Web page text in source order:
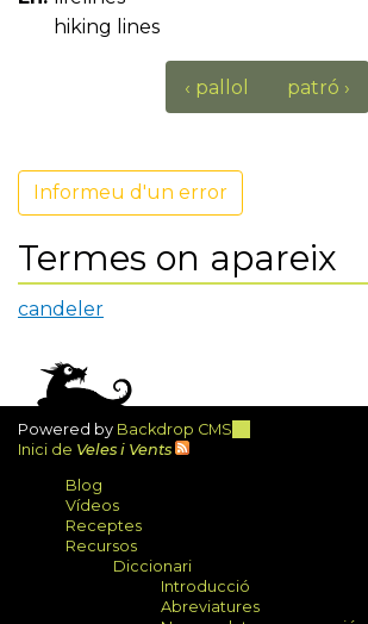
hiking lines
‹ pallol patró ›
Informeu d'un error
Termes on apareix
candeler
Powered by Backdrop CMS
Inici de Veles i Vents
Blog
Vídeos
Receptes
Recursos
Diccionari
Introducció
Abreviatures